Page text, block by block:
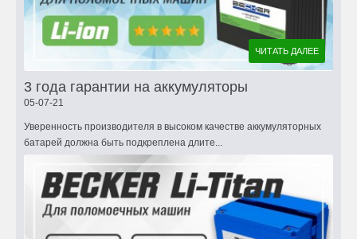
ЧИТАТЬ ДАЛЕЕ
3 года гарантии на аккумуляторы
05-07-21
Уверенность производителя в высоком качестве аккумуляторных
батарей должна быть подкреплена длите...